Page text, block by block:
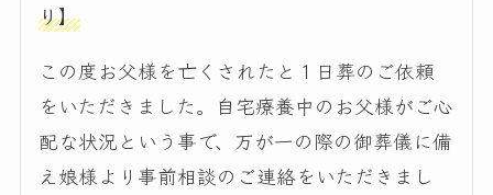
り】
この度お父様を亡くされたと１日葬のご依頼
をいただきました。自宅療養中のお父様がご心
配な状況という事で、万が一の際の御葬儀に備
え娘様より事前相談のご連絡をいただきまし